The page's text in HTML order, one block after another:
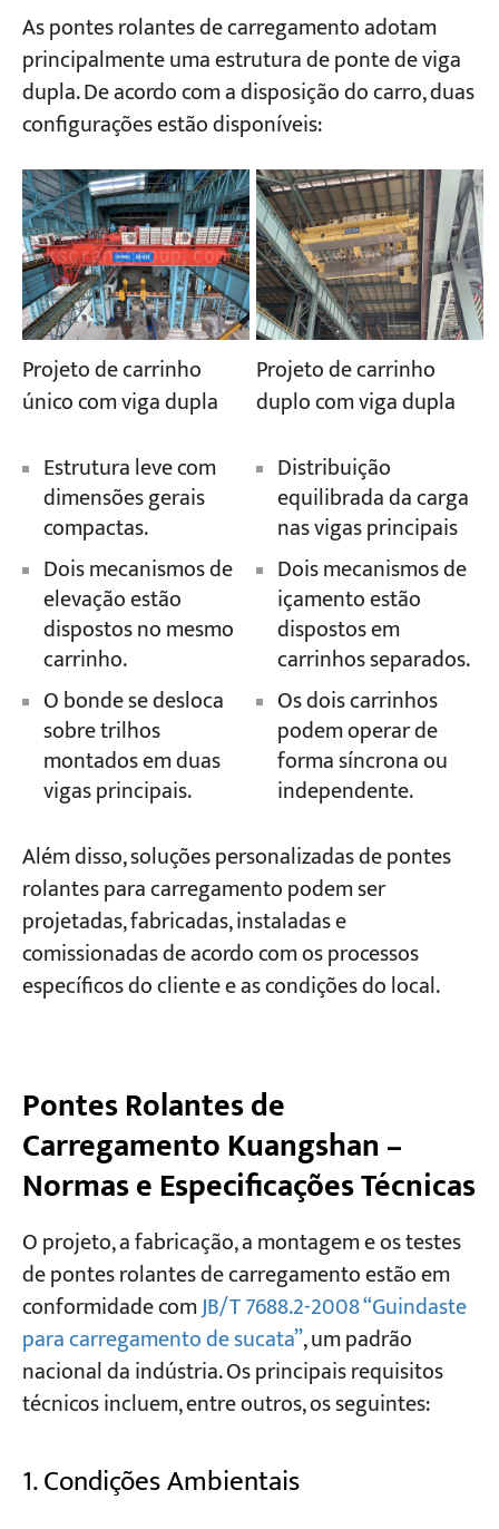
As pontes rolantes de carregamento adotam
principalmente uma estrutura de ponte de viga
dupla. De acordo com a disposição do carro, duas
configurações estão disponíveis:
Projeto de carrinho
único com viga dupla
Estrutura leve com
dimensões gerais
compactas.
Dois mecanismos de
elevação estão
dispostos no mesmo
carrinho.
O bonde se desloca
sobre trilhos
montados em duas
vigas principais.
Projeto de carrinho
duplo com viga dupla
Distribuição
equilibrada da carga
nas vigas principais
Dois mecanismos de
içamento estão
dispostos em
carrinhos separados.
Os dois carrinhos
podem operar de
forma síncrona ou
independente.
Além disso, soluções personalizadas de pontes
rolantes para carregamento podem ser
projetadas, fabricadas, instaladas e
comissionadas de acordo com os processos
específicos do cliente e as condições do local.
Pontes Rolantes de
Carregamento Kuangshan –
Normas e Especificações Técnicas
O projeto, a fabricação, a montagem e os testes
de pontes rolantes de carregamento estão em
conformidade comJB/T 7688.2-2008 “Guindaste
para carregamento de sucata”, um padrão
nacional da indústria. Os principais requisitos
técnicos incluem, entre outros, os seguintes:
1. Condições Ambientais